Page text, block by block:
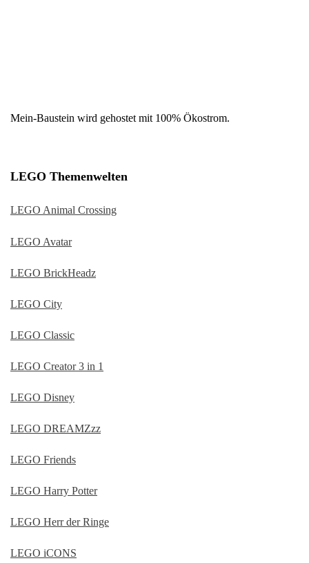
Mein-Baustein wird gehostet mit 100% Ökostrom.
LEGO Themenwelten
LEGO Animal Crossing
LEGO Avatar
LEGO BrickHeadz
LEGO City
LEGO Classic
LEGO Creator 3 in 1
LEGO Disney
LEGO DREAMZzz
LEGO Friends
LEGO Harry Potter
LEGO Herr der Ringe
LEGO iCONS